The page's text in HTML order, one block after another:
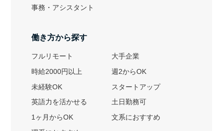
事務・アシスタント
働き方から探す
フルリモート 大手企業
時給2000円以上 週2からOK
未経験OK スタートアップ
英語力を活かせる 土日勤務可
1ヶ月からOK 文系におすすめ